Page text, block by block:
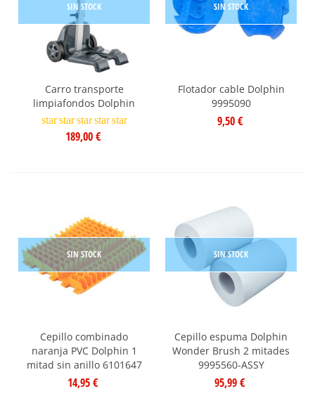
SIN STOCK
Carro transporte
limpiafondos Dolphin
star star star star star
189,00 €
SIN STOCK
Flotador cable Dolphin
9995090
9,50 €
SIN STOCK
Cepillo combinado
naranja PVC Dolphin 1
mitad sin anillo 6101647
14,95 €
SIN STOCK
Cepillo espuma Dolphin
Wonder Brush 2 mitades
9995560-ASSY
95,99 €